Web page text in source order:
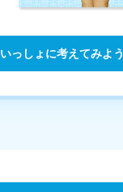
いっしょに考えてみよう